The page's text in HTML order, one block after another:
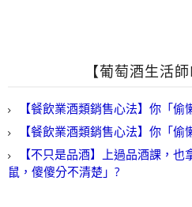
【葡萄酒生活
【餐飲業酒類銷售心法】你「偷
【餐飲業酒類銷售心法】你「偷
【不只是品酒】上過品酒課，
鼠，傻傻分不清楚」?